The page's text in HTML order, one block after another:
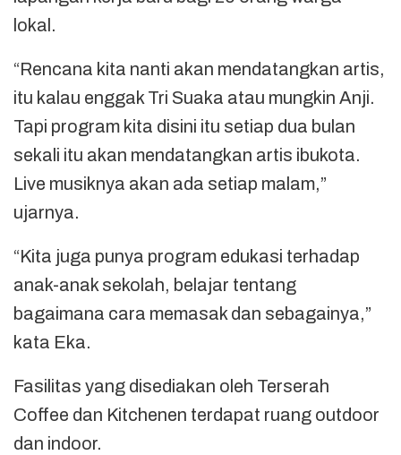
lokal.
“Rencana kita nanti akan mendatangkan artis,
itu kalau enggak Tri Suaka atau mungkin Anji.
Tapi program kita disini itu setiap dua bulan
sekali itu akan mendatangkan artis ibukota.
Live musiknya akan ada setiap malam,”
ujarnya.
“Kita juga punya program edukasi terhadap
anak-anak sekolah, belajar tentang
bagaimana cara memasak dan sebagainya,”
kata Eka.
Fasilitas yang disediakan oleh Terserah
Coffee dan Kitchenen terdapat ruang outdoor
dan indoor.